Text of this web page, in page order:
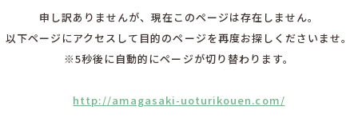
申し訳ありませんが、現在このページは存在しません。
以下ページにアクセスして目的のページを再度お探しくださいませ。
※5秒後に自動的にページが切り替わります。
http://amagasaki-uoturikouen.com/